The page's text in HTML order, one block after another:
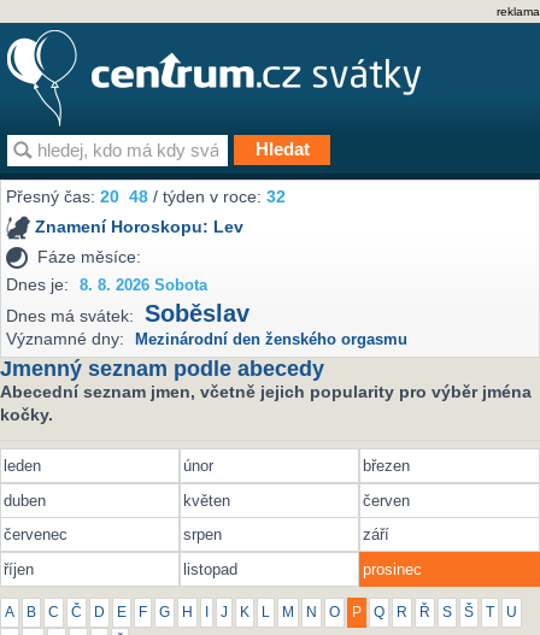
reklama
Přesný čas:20 48 / týden v roce:32
Znamení Horoskopu: Lev
Fáze měsíce:
Dnes je:
8. 8. 2026 Sobota
Dnes má svátek: Soběslav
Významné dny: Mezinárodní den ženského orgasmu
Jmenný seznam podle abecedy
Abecední seznam jmen, včetně jejich popularity pro výběr jména
kočky.
leden únor
březen
duben
květen
červen
červenec
srpen
září
říjen
listopad prosinec
A B C Č D E F G H J K L M N O P Q R Ř S Š U